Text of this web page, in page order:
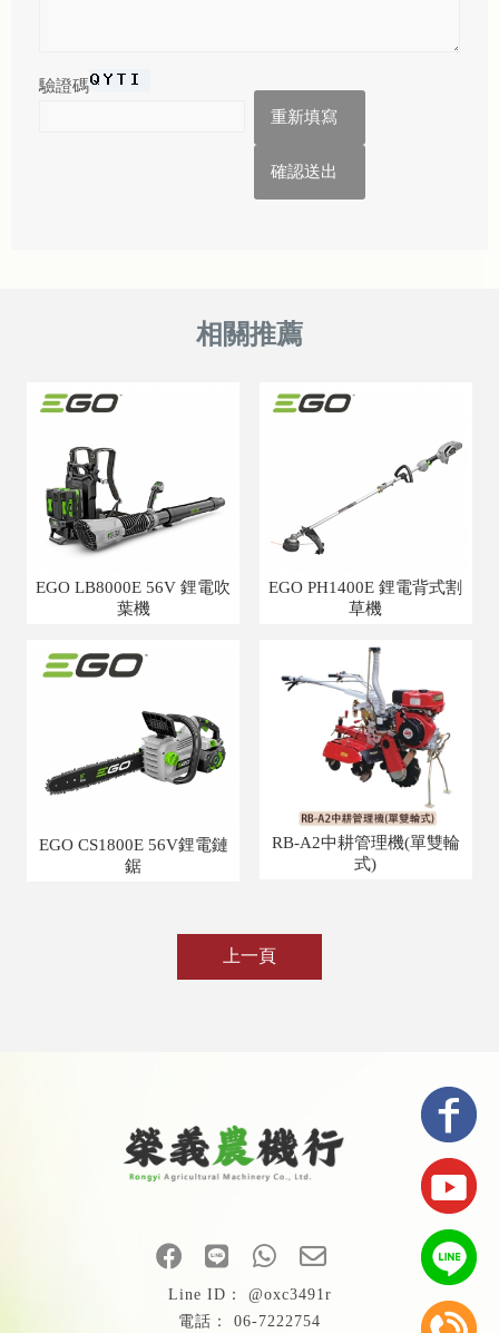
驗證碼
EGO LB8000E 56V 鋰電吹
葉機
EGO PH1400E 鋰電背式割
草機
EGO CS1800E 56V鋰電鏈
鋸
RB-A2中耕管理機(單雙輪
式)
上一頁
@oxc3491r
06-7222754